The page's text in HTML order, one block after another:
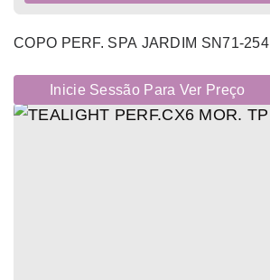
COPO PERF. SPA JARDIM SN71-254
Inicie Sessão Para Ver Preço